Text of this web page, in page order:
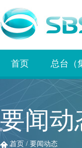
首页 总台（
要闻动
首页 / 要闻动态